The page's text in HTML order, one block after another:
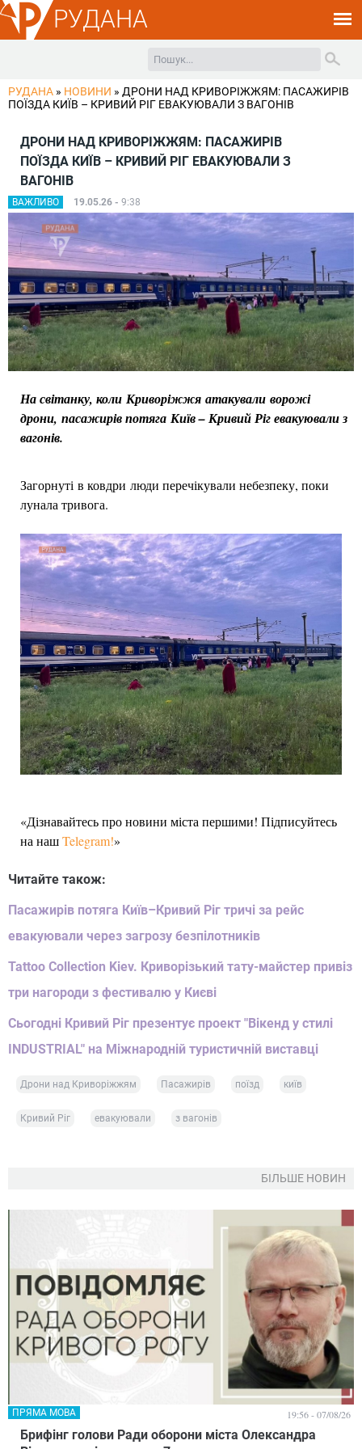
РУДАНА
РУДАНА » НОВИНИ » ДРОНИ НАД КРИВОРІЖЖЯМ: ПАСАЖИРІВ
ПОЇЗДА КИЇВ – КРИВИЙ РІГ ЕВАКУЮВАЛИ З ВАГОНІВ
ДРОНИ НАД КРИВОРІЖЖЯМ: ПАСАЖИРІВ
ПОЇЗДА КИЇВ – КРИВИЙ РІГ ЕВАКУЮВАЛИ З
ВАГОНІВ
ВАЖЛИВО 19.05.26 - 9:38
На світанку, коли Криворіжжя атакували ворожі
дрони, пасажирів потяга Київ – Кривий Ріг евакуювали з
вагонів.
Загорнуті в ковдри люди перечікували небезпеку, поки
лунала тривога.
«Дізнавайтесь про новини міста першими! Підписуйтесь
на нашTelegram!»
Читайте також:
Пасажирів потяга Київ–Кривий Ріг тричі за рейс
евакуювали через загрозу безпілотників
Tattoo Сollection Kiev. Криворізький тату-майстер привіз
три нагороди з фестивалю у Києві
Сьогодні Кривий Ріг презентує проект "Вікенд у стилі
INDUSTRIAL" на Міжнародній туристичній виставці
Дрони над Криворіжжям Пасажирів поїзд київ
Кривий Ріг евакуювали з вагонів
БІЛЬШЕ НОВИН
Брифінг голови Ради оборони міста Олександра
ПРЯМА МОВА 19:56 - 07/08/26